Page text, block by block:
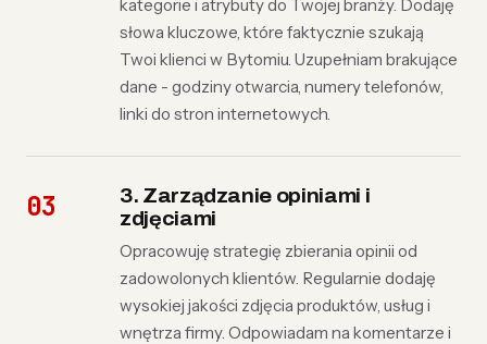
kategorie i atrybuty do Twojej branży. Dodaję
słowa kluczowe, które faktycznie szukają
Twoi klienci w Bytomiu. Uzupełniam brakujące
dane - godziny otwarcia, numery telefonów,
linki do stron internetowych.
3. Zarządzanie opiniami i
zdjęciami
Opracowuję strategię zbierania opinii od
zadowolonych klientów. Regularnie dodaję
wysokiej jakości zdjęcia produktów, usług i
wnętrza firmy. Odpowiadam na komentarze i